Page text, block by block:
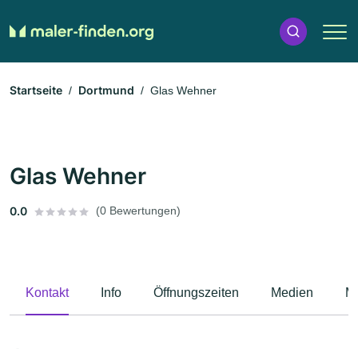
Startseite Dortmund Glas Wehner
Glas Wehner
0.0 (0 Bewertungen)
Kontakt Info Öffnungszeiten Medien